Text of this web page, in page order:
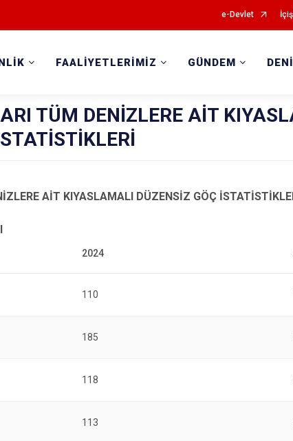
e-Devlet
FAALİYETLERİMİZ GÜNDEM
TÜM DENİZLERE AİT
AİT KIYASLAMALI DÜZENSİZ GÖÇ
110
185
118
113